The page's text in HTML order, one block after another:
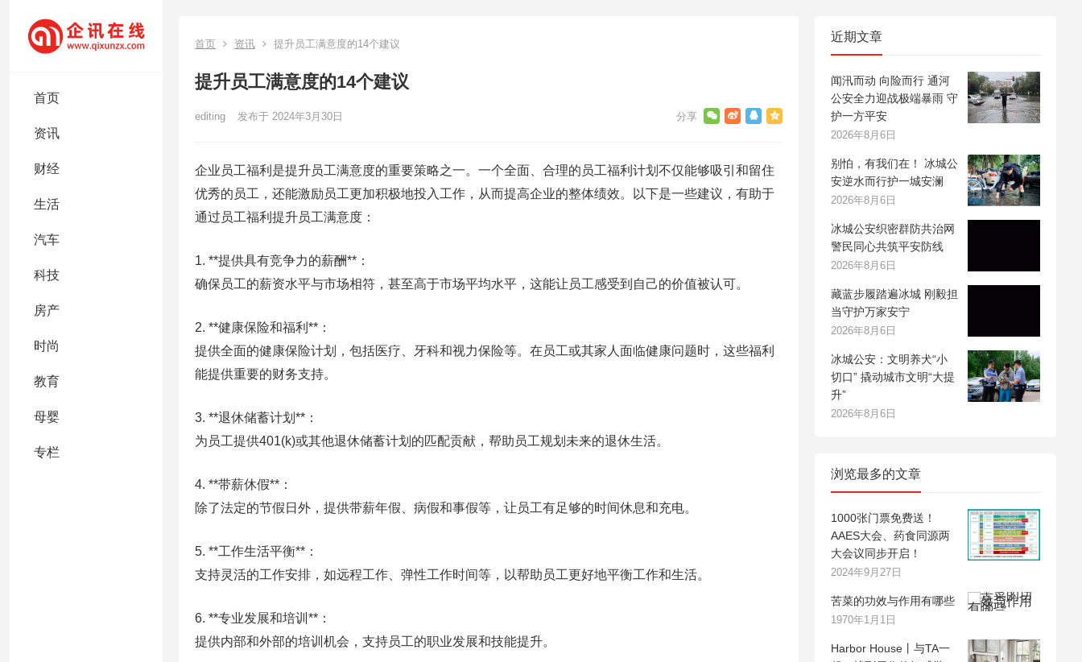
首页
资讯
财经
生活
汽车
科技
房产
时尚
教育
母婴
专栏
首页 资讯 提升员工满意度的14个建议
提升员工满意度的14个建议
editing 发布于 2024年3月30日
企业员工福利是提升员工满意度的重要策略之一。一个全面、合理的员工福利计划不仅能够吸引和留住
优秀的员工，还能激励员工更加积极地投入工作，从而提高企业的整体绩效。以下是一些建议，有助于
通过员工福利提升员工满意度：
1. **提供具有竞争力的薪酬**：
确保员工的薪资水平与市场相符，甚至高于市场平均水平，这能让员工感受到自己的价值被认可。
2. **健康保险和福利**：
提供全面的健康保险计划，包括医疗、牙科和视力保险等。在员工或其家人面临健康问题时，这些福利
能提供重要的财务支持。
3. **退休储蓄计划**：
为员工提供401(k)或其他退休储蓄计划的匹配贡献，帮助员工规划未来的退休生活。
4. **带薪休假**：
除了法定的节假日外，提供带薪年假、病假和事假等，让员工有足够的时间休息和充电。
5. **工作生活平衡**：
支持灵活的工作安排，如远程工作、弹性工作时间等，以帮助员工更好地平衡工作和生活。
6. **专业发展和培训**：
提供内部和外部的培训机会，支持员工的职业发展和技能提升。
近期文章
闻汛而动 向险而行 通河
公安全力迎战极端暴雨 守
护一方平安
2026年8月6日
别怕，有我们在！ 冰城公
安逆水而行护一城安澜
2026年8月6日
冰城公安织密群防共治网
警民同心共筑平安防线
2026年8月6日
藏蓝步履踏遍冰城 刚毅担
当守护万家安宁
2026年8月6日
冰城公安：文明养犬“小
切口” 撬动城市文明“大提
升”
2026年8月6日
浏览最多的文章
1000张门票免费送！
AAES大会、药食同源两
大会议同步开启！
2024年9月27日
苦菜的功效与作用有哪些
1970年1月1日
Harbor House丨与TA一